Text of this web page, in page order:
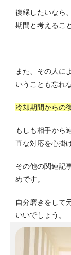
復縁したいなら
期間と考えるこ
また、その人に
いうことも忘れ
冷却期間からの
もしも相手から
直な対応を心掛
その他の関連記
めです。
自分磨きをして
いいでしょう。